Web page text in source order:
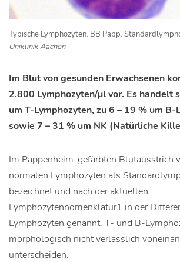
Typische Lymphozyten. BB Papp.
Uniklinik Aachen
Im Blut von gesunden Erwachsenen
2.800 Lymphozyten/μl vor. Es handelt
um T-Lymphozyten, zu 6 – 19 % um B-
sowie 7 – 31 % um NK (Natürliche
Im Pappenheim-gefärbten Blutausstrich
normalen Lymphozyten als
bezeichnet und nach der aktuellen
Lymphozytennomenklatur1 in der
Lymphozyten genannt. T- und B-
morphologisch nicht verlässlich
unterscheiden.